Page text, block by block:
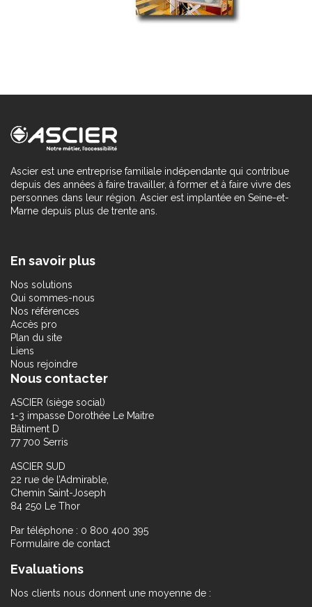
Ascier est une entreprise familiale indépendante qui contribue
depuis des années à faire travailler, à former et à faire vivre des
personnes dans leur région. Ascier est implantée en Seine-et-
Marne depuis plus de trente ans.
En savoir plus
Nos solutions
Qui sommes-nous
Nos références
Accès pro
Plan du site
Liens
Nous rejoindre
Nous contacter
ASCIER (siège social)
1-3 impasse Dorothée Le Maitre
Bâtiment D
77 700 Serris
ASCIER SUD
22 rue de l’Admirable,
Chemin Saint-Joseph
84 250 Le Thor
Par téléphone : 0 800 400 395
Formulaire de contact
Evaluations
Nos clients nous donnent une moyenne de :